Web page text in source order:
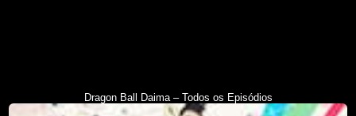
Dragon Ball Daima – Todos os Episódios